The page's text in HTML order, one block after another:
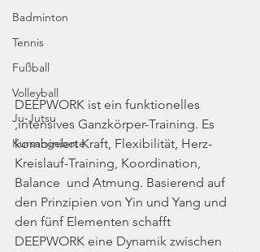
Badminton
Tennis
Fußball
Volleyball
Ju-Jutsu
Kursangebote
DEEPWORK ist ein funktionelles
,intensives Ganzkörper-Training. Es
kombiniert Kraft, Flexibilität, Herz-
Kreislauf-Training, Koordination,
Balance  und Atmung. Basierend auf
den Prinzipien von Yin und Yang und
den fünf Elementen schafft
DEEPWORK eine Dynamik zwischen